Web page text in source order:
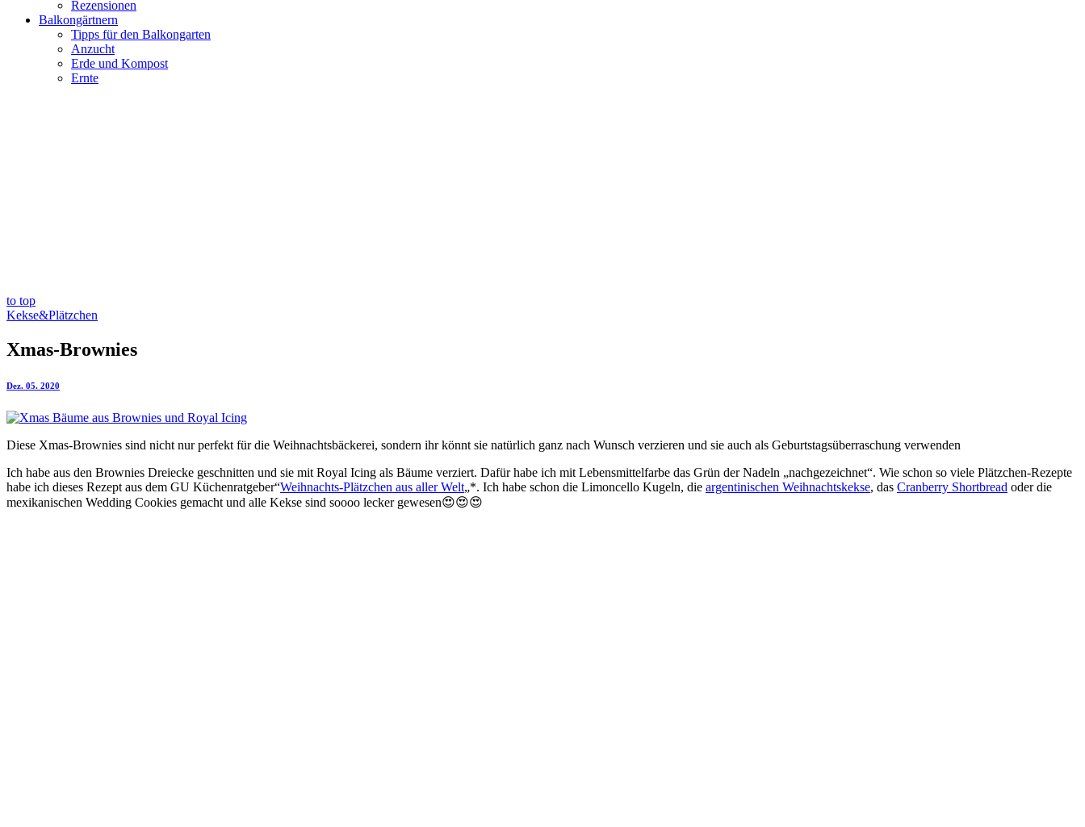
Rezensionen
Balkongärtnern
Tipps für den Balkongarten
Anzucht
Erde und Kompost
Ernte
to top
Kekse&Plätzchen
Xmas-Brownies
Dez. 05. 2020
Diese Xmas-Brownies sind nicht nur perfekt für die Weihnachtsbäckerei, sondern ihr könnt sie natürlich ganz nach Wunsch verzieren und sie auch als Geburtstagsüberraschung verwenden
Ich habe aus den Brownies Dreiecke geschnitten und sie mit Royal Icing als Bäume verziert. Dafür habe ich mit Lebensmittelfarbe das Grün der Nadeln „nachgezeichnet“. Wie schon so viele Plätzchen-Rezepte
habe ich dieses Rezept aus dem GU Küchenratgeber“Weihnachts-Plätzchen aus aller Welt„*. Ich habe schon die Limoncello Kugeln, die argentinischen Weihnachtskekse, das Cranberry Shortbread oder die
mexikanischen Wedding Cookies gemacht und alle Kekse sind soooo lecker gewesen😍😍😍